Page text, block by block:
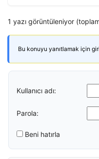
1 yazı görüntüleniyor
Bu konuyu yanıtlamak için
Kullanıcı adı:
Parola:
Beni hatırla